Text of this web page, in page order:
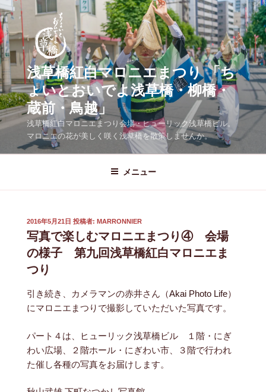
コ
ン
テ
ン
ツ
へ
ス
キ
ッ
浅草橋紅白マロニエまつり 「ち
ょいとおいでよ浅草橋・柳橋・
蔵前・鳥越」
浅草橋紅白マロニエまつり会場・ヒューリック浅草橋ビル。
マロニエの花が美しく咲く浅草橋を散策しませんか。
メニュー
投
稿
日:
2016年5月21日 投稿者: MARRONNIER
写真で楽しむマロニエまつり④ 会場
の様子 第九回浅草橋紅白マロニエま
つり
引き続き、カメラマンの赤井さん（Akai Photo Life）
にマロニエまつりで撮影していただいた写真です。
パート４は、ヒューリック浅草橋ビル １階・にぎ
わい広場、２階ホール・にぎわい市、３階で行われ
た催し各種の写真をお届けします。